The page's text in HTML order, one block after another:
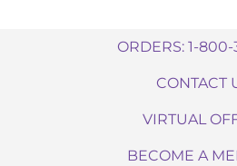
ORDERS: 1-800-
CONTACT
VIRTUAL
BECOME A